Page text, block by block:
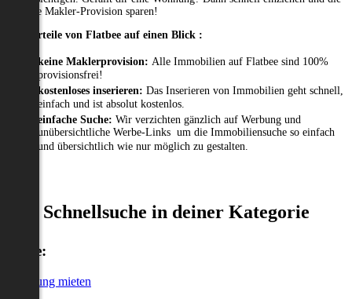
gesamte Makler-Provision sparen!
Die Vorteile von Flatbee auf einen Blick :
keine Maklerprovision: Alle Immobilien auf Flatbee sind 100%
provisionsfrei!
kostenloses inserieren: Das Inserieren von Immobilien geht schnell,
einfach und ist absolut kostenlos.
einfache Suche: Wir verzichten gänzlich auf Werbung und
unübersichtliche Werbe-Links um die Immobiliensuche so einfach
und übersichtlich wie nur möglich zu gestalten.
Schnellsuche in deiner Kategorie
Miete:
Wohnung mieten